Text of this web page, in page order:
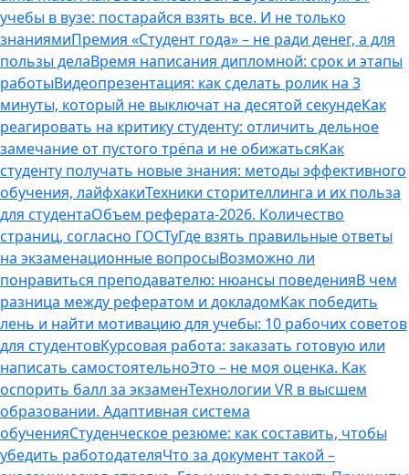
учебы в вузе: постарайся взять все. И не только
знаниямиПремия «Студент года» – не ради денег, а для
пользы делаВремя написания дипломной: срок и этапы
работыВидеопрезентация: как сделать ролик на 3
минуты, который не выключат на десятой секундеКак
реагировать на критику студенту: отличить дельное
замечание от пустого трёпа и не обижатьсяКак
студенту получать новые знания: методы эффективного
обучения, лайфхакиТехники сторителлинга и их польза
для студентаОбъем реферата-2026. Количество
страниц, согласно ГОСТуГде взять правильные ответы
на экзаменационные вопросыВозможно ли
понравиться преподавателю: нюансы поведенияВ чем
разница между рефератом и докладомКак победить
лень и найти мотивацию для учебы: 10 рабочих советов
для студентовКурсовая работа: заказать готовую или
написать самостоятельноЭто – не моя оценка. Как
оспорить балл за экзаменТехнологии VR в высшем
образовании. Адаптивная система
обученияСтуденческое резюме: как составить, чтобы
убедить работодателяЧто за документ такой –